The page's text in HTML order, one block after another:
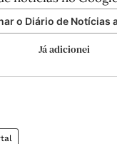
o Diário de Notícias
Já adicionei